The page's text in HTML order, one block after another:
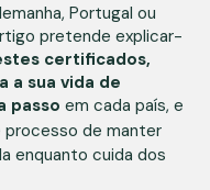
Portugal ou
pretende explicar-
certificados,
a sua vida de
passo em cada país, e
de manter
enquanto cuida dos